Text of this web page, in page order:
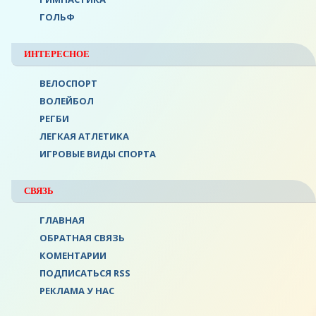
ГОЛЬФ
ИНТЕРЕСНОЕ
ВЕЛОСПОРТ
ВОЛЕЙБОЛ
РЕГБИ
ЛЕГКАЯ АТЛЕТИКА
ИГРОВЫЕ ВИДЫ СПОРТА
СВЯЗЬ
ГЛАВНАЯ
ОБРАТНАЯ СВЯЗЬ
КОМЕНТАРИИ
ПОДПИСАТЬСЯ RSS
РЕКЛАМА У НАС